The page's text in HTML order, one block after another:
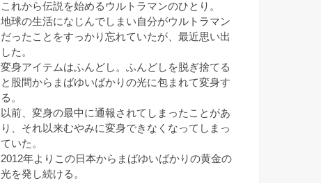
これから伝説を始めるウルトラマンのひとり。
地球の生活になじんでしまい自分がウルトラマン
だったことをすっかり忘れていたが、最近思い出
した。
変身アイテムはふんどし。ふんどしを脱ぎ捨てる
と股間からまばゆいばかりの光に包まれて変身す
る。
以前、変身の最中に通報されてしまったことがあ
り、それ以来むやみに変身できなくなってしまっ
ていた。
2012年よりこの日本からまばゆいばかりの黄金の
光を発し続ける。